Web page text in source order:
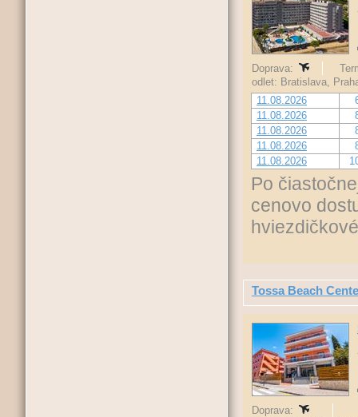
Doprava:
odlet: Bratislava,
11.08.2026
11.08.2026
11.08.2026
11.08.2026
11.08.2026
Po
cenovo
Tossa Beach
Doprava: